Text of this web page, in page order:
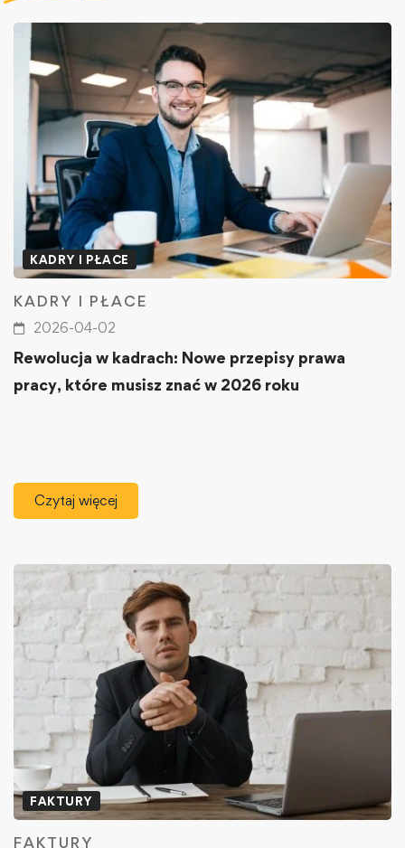
KADRY I PŁACE
KADRY I PŁACE
2026-04-02
Rewolucja w kadrach: Nowe przepisy prawa
pracy, które musisz znać w 2026 roku
Czytaj więcej
FAKTURY
FAKTURY